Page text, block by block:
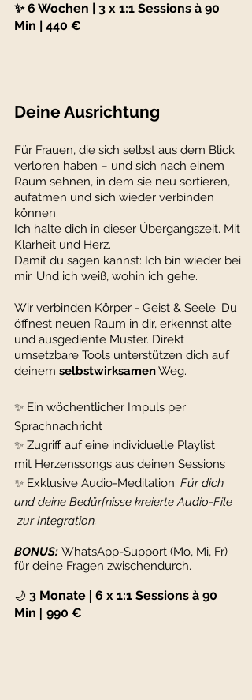
✨ 6 Wochen | 3 x 1:1 Sessions à 90
Min | 440 €
Deine Ausrichtung​​
Für Frauen, die sich selbst aus dem Blick
verloren haben – und sich nach einem
Raum sehnen, in dem sie neu sortieren,
aufatmen und sich wieder verbinden
können.
Ich halte dich in dieser Übergangszeit. Mit
Klarheit und Herz.
Damit du sagen kannst: Ich bin wieder bei
mir. Und ich weiß, wohin ich gehe.
Wir verbinden Körper - Geist & Seele. Du
öffnest neuen Raum in dir, erkennst alte
und ausgediente Muster. Direkt
umsetzbare Tools unterstützen dich auf
deinem selbstwirksamenWeg.
✨ Ein wöchentlicher Impuls per
Sprachnachricht
✨ Zugriff auf eine individuelle Playlist
mit Herzenssongs aus deinen Sessions
✨ Exklusive Audio-Meditation: Für dich
und deine Bedürfnisse kreierte Audio-File
zur Integration.
BONUS: WhatsApp-Support (Mo, Mi, Fr)
für deine Fragen zwischendurch.
🌙 3 Monate | 6 x 1:1 Sessions à 90
Min | 990 €